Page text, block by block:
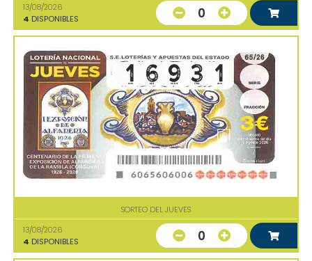
13/08/2026
4 DISPONIBLES 0
SORTEO DEL JUEVES
13/08/2026
4 DISPONIBLES 0